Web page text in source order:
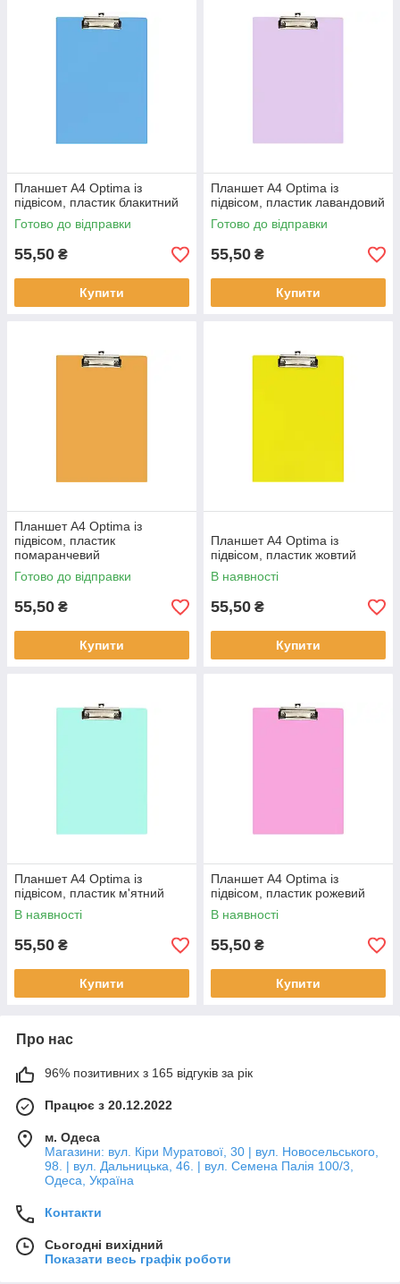
Планшет А4 Optima із
підвісом, пластик блакитний
Готово до відправки
55,50 ₴
Купити
Планшет А4 Optima із
підвісом, пластик лавандовий
Готово до відправки
55,50 ₴
Купити
Планшет А4 Optima із
підвісом, пластик
помаранчевий
Готово до відправки
55,50 ₴
Купити
Планшет А4 Optima із
підвісом, пластик жовтий
В наявності
55,50 ₴
Купити
Планшет А4 Optima із
підвісом, пластик м'ятний
В наявності
55,50 ₴
Купити
Планшет А4 Optima із
підвісом, пластик рожевий
В наявності
55,50 ₴
Купити
Про нас
96% позитивних з 165 відгуків за рік
Працює з 20.12.2022
м. Одеса
Магазини: вул. Кіри Муратової, 30 | вул. Новосельського,
98. | вул. Дальницька, 46. | вул. Семена Палія 100/3,
Одеса, Україна
Контакти
Сьогодні вихідний
Показати весь графік роботи